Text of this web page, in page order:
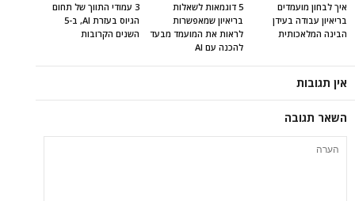
3 עמודי התווך של תחום
הגיוס בעזרת AI, ב-5
השנים הקרובות
5 דוגמאות לשאלות
בריאיון שמאפשרות
לראות את המועמד מבעד
להכנה עם AI
איך לבחון מועמדים
בריאיון עבודה בעידן
הבינה המלאכותית
אין תגובות
השאר תגובה